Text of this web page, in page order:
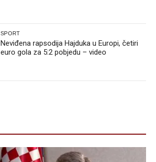
SPORT
Neviđena rapsodija Hajduka u Europi, četiri
euro gola za 5:2 pobjedu – video